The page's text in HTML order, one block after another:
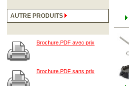
AUTRE PRODUITS
Brochure.PDF avec prix
Brochure.PDF sans prix